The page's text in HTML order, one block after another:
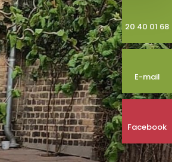
20 40 01 68
E-mail
Facebook